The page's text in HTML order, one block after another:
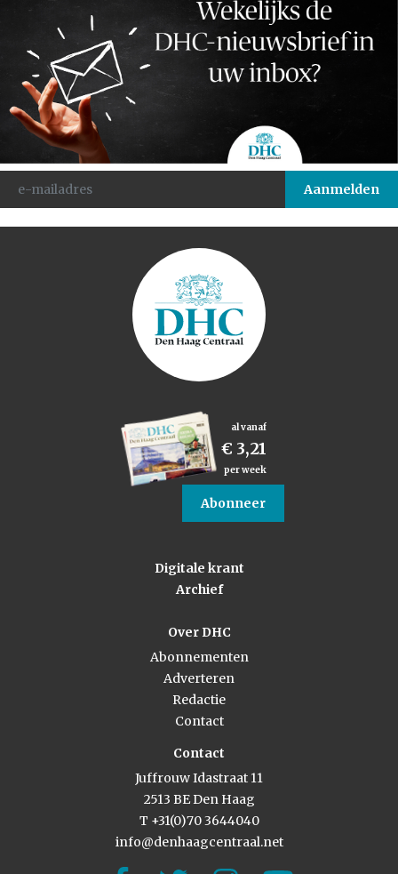
al vanaf
€ 3,21
per week
Abonneer
Digitale krant
Archief
Over DHC
Abonnementen
Adverteren
Redactie
Contact
Contact
Juffrouw Idastraat 11
2513 BE Den Haag
T +31(0)70 3644040
info@denhaagcentraal.net